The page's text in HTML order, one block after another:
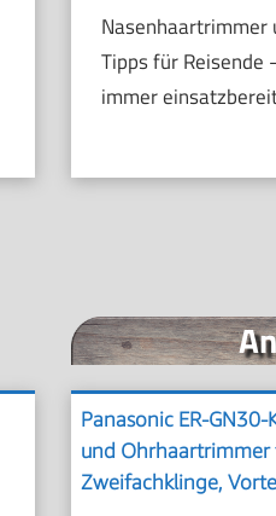
Nasenhaartrimmer
Tipps für Reisende
immer
Panasonic ER-
und Ohrhaartrimmer
Zweifachklinge,